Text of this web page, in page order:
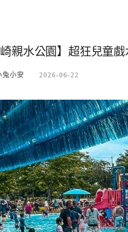
親水公園】超狂兒童
兔小安 2026-06-22